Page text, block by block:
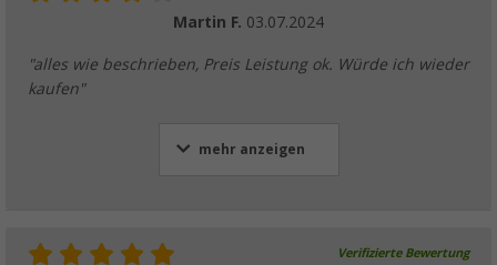
Martin F. 03.07.2024
"alles wie beschrieben, Preis Leistung ok. Würde ich wieder
kaufen"
mehr anzeigen
Verifizierte Bewertung